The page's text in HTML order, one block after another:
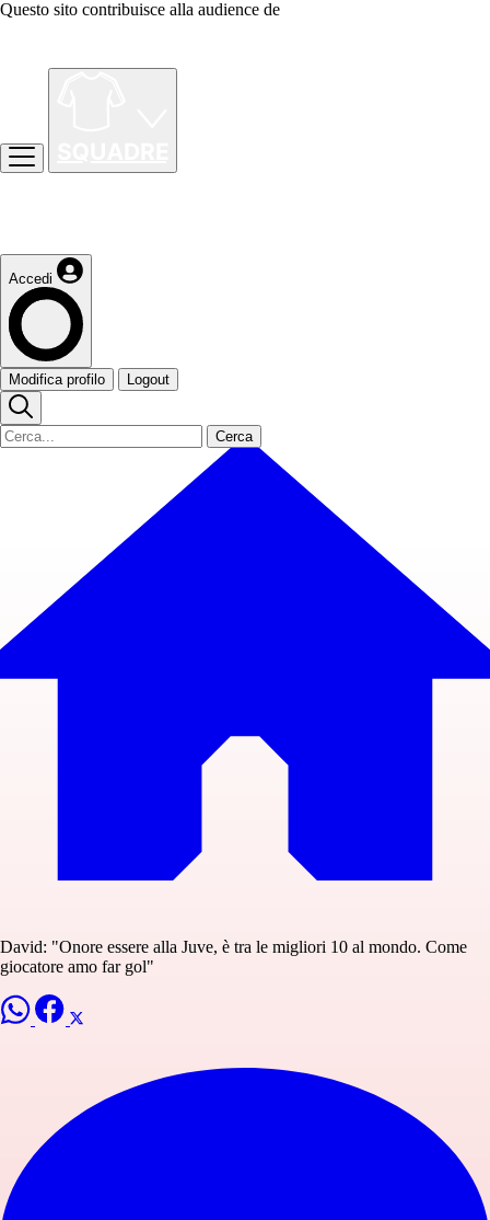
Questo sito contribuisce alla audience de
Accedi
Modifica profilo Logout
Cerca
David: "Onore essere alla Juve, è tra le migliori 10 al mondo. Come
giocatore amo far gol"